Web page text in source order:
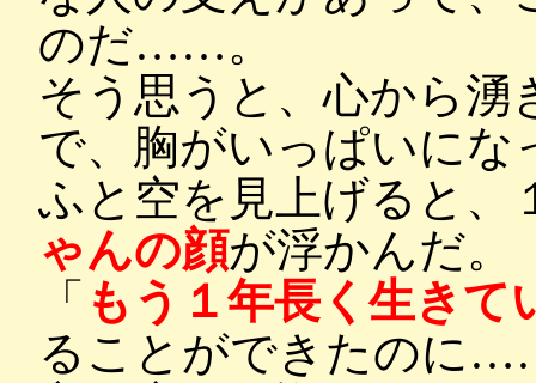
のだ……。
そう思うと、心から湧
で、胸がいっぱいにな
ふと空を見上げると、
ゃんの顔が浮かんだ。
「 もう１年長く生きて
ることができたのに